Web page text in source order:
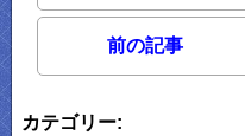
前の記事
カテゴリー: